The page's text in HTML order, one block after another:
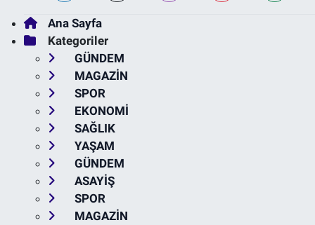
Ana Sayfa
Kategoriler
GÜNDEM
MAGAZİN
SPOR
EKONOMİ
SAĞLIK
YAŞAM
GÜNDEM
ASAYİŞ
SPOR
MAGAZİN